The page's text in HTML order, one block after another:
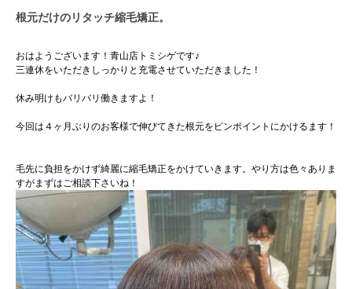
根元だけのリタッチ縮毛矯正。
おはようございます！青山店トミシゲです♪
三連休をいただきしっかりと充電させていただきました！
休み明けもバリバリ働きますよ！
今回は４ヶ月ぶりのお客様で伸びてきた根元をピンポイントにかけるます！
毛先に負担をかけず綺麗に縮毛矯正をかけていきます。やり方は色々ありま
すがまずはご相談下さいね！